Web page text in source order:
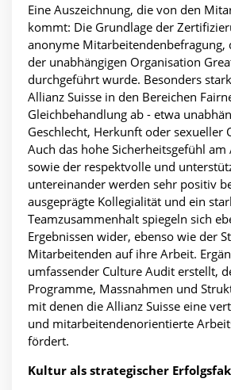
Eine Auszeichnung, die von den
kommt: Die Grundlage der
anonyme Mitarbeitendenbefragung,
der unabhängigen Organisation
durchgeführt wurde. Besonders
Allianz Suisse in den Bereichen
Gleichbehandlung ab - etwa
Geschlecht, Herkunft oder sexueller
Auch das hohe Sicherheitsgefühl
sowie der respektvolle und
untereinander werden sehr positiv
ausgeprägte Kollegialität und ein
Teamzusammenhalt spiegeln sich
Ergebnissen wider, ebenso wie der
Mitarbeitenden auf ihre Arbeit.
umfassender Culture Audit erstellt,
Programme, Massnahmen und
mit denen die Allianz Suisse eine
und mitarbeitendenorientierte
fördert.
Kultur als strategischer